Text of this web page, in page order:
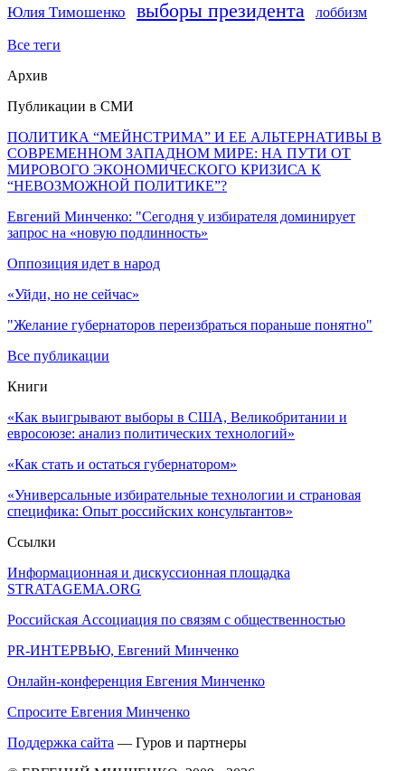
Юлия Тимошенко выборы президента лоббизм
Все теги
Архив
Публикации в СМИ
ПОЛИТИКА “МЕЙНСТРИМА” И ЕЕ АЛЬТЕРНАТИВЫ В
СОВРЕМЕННОМ ЗАПАДНОМ МИРЕ: НА ПУТИ ОТ
МИРОВОГО ЭКОНОМИЧЕСКОГО КРИЗИСА К
“НЕВОЗМОЖНОЙ ПОЛИТИКЕ”?
Евгений Минченко: "Сегодня у избирателя доминирует
запрос на «новую подлинность»
Оппозиция идет в народ
«Уйди, но не сейчас»
"Желание губернаторов переизбраться пораньше понятно"
Все публикации
Книги
«Как выигрывают выборы в США, Великобритании и
евросоюзе: анализ политических технологий»
«Как стать и остаться губернатором»
«Универсальные избирательные технологии и страновая
специфика: Опыт российских консультантов»
Ссылки
Информационная и дискуссионная площадка
STRATAGEMA.ORG
Российская Ассоциация по связям с общественностью
PR-ИНТЕРВЬЮ, Евгений Минченко
Онлайн-конференция Евгения Минченко
Спросите Евгения Минченко
Поддержка сайта — Гуров и партнеры